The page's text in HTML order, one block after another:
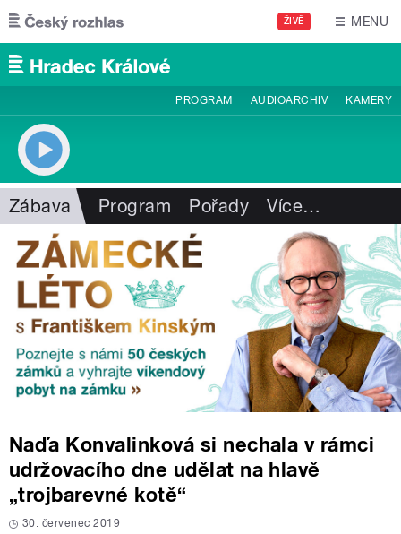
Přejít k hlavnímu obsahu
ŽIVĚ MENU
PROGRAM AUDIOARCHIV KAMERY
Zábava Program Pořady Více…
Naďa Konvalinková si nechala v rámci
udržovacího dne udělat na hlavě
„trojbarevné kotě“
30. červenec 2019